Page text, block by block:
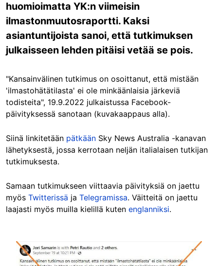
huomioimatta YK:n viimeisin
ilmastonmuutosraportti. Kaksi
asiantuntijoista sanoi, että tutkimuksen
julkaisseen lehden pitäisi vetää se pois.
"Kansainvälinen tutkimus on osoittanut, että mistään
'ilmastohätätilasta' ei ole minkäänlaisia järkeviä
todisteita", 19.9.2022 julkaistussa Facebook-
päivityksessä sanotaan (kuvakaappaus alla).
Siinä linkitetään pätkään Sky News Australia -kanavan
lähetyksestä, jossa kerrotaan neljän italialaisen tutkijan
tutkimuksesta.
Samaan tutkimukseen viittaavia päivityksiä on jaettu
myös Twitterissä ja Telegramissa. Väitteitä on jaettu
laajasti myös muilla kielillä kuten englanniksi.
Image